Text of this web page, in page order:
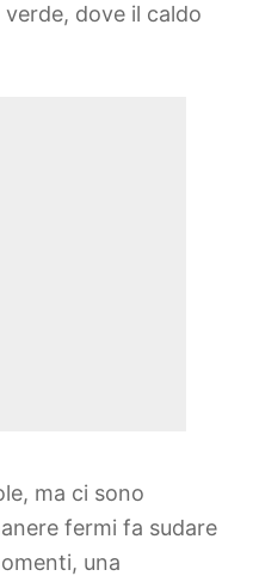
verde, dove il caldo
ma ci sono
fermi fa sudare
una